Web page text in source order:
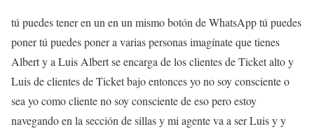
tú puedes tener en un en un mismo botón de WhatsApp tú puedes
poner tú puedes poner a varias personas imagínate que tienes
Albert y a Luis Albert se encarga de los clientes de Ticket alto y
Luis de clientes de Ticket bajo entonces yo no soy consciente o
sea yo como cliente no soy consciente de eso pero estoy
navegando en la sección de sillas y mi agente va a ser Luis y y